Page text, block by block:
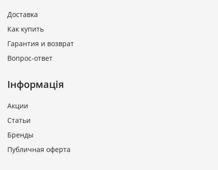
Доставка
Как купить
Гарантия и возврат
Вопрос-ответ
Інформація
Акции
Статьи
Бренды
Публичная оферта